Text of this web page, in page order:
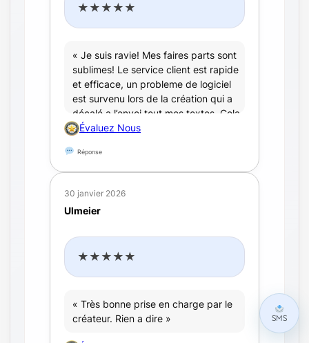
★★★★★
« Je suis ravie! Mes faires parts sont
sublimes! Le service client est rapide
et efficace, un probleme de logiciel
est survenu lors de la création qui a
décalé a l’envoi tout mes textes. Cela
a tout de suite été detecté et reglé
gentillesse et d’une bienveillance, a
la recherche de notre satisfaction et
encore pour tout et à très vite pour
une nouvelle commande »
Évaluez Nous
Réponse
30 janvier 2026
Ulmeier
★★★★★
« Très bonne prise en charge par le
créateur. Rien a dire »
SMS